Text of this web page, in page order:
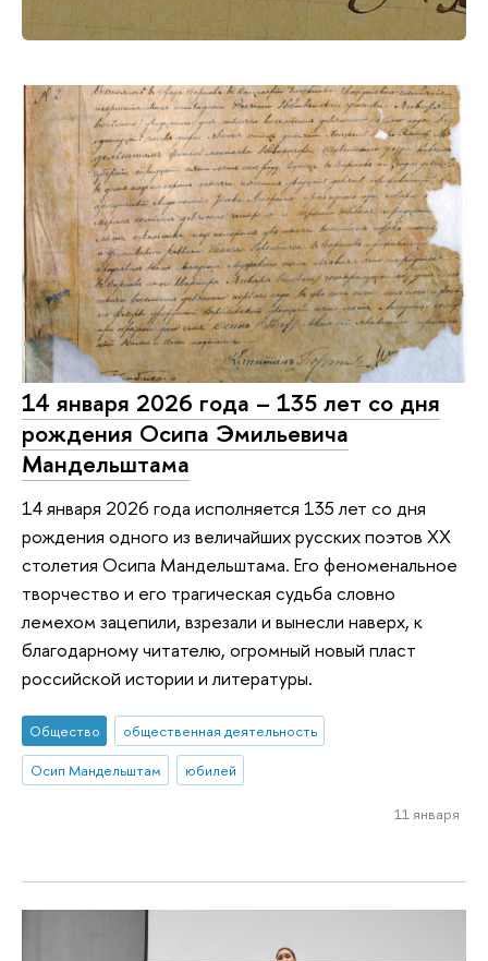
14 января 2026 года – 135 лет со дня
рождения Осипа Эмильевича
Мандельштама
14 января 2026 года исполняется 135 лет со дня
рождения одного из величайших русских поэтов XX
столетия Осипа Мандельштама. Его феноменальное
творчество и его трагическая судьба словно
лемехом зацепили, взрезали и вынесли наверх, к
благодарному читателю, огромный новый пласт
российской истории и литературы.
Общество
общественная деятельность
Осип Мандельштам
юбилей
11 января